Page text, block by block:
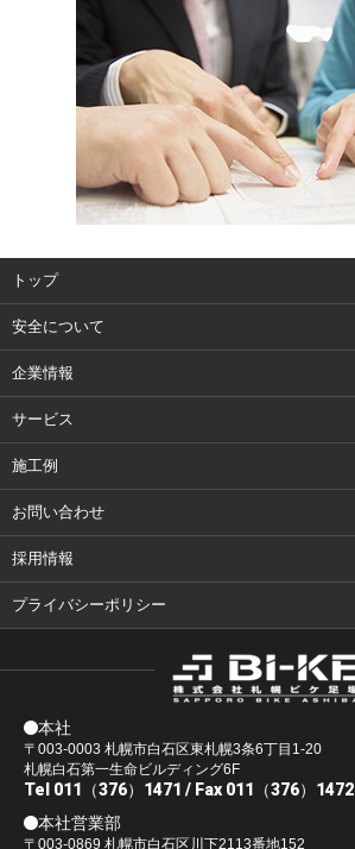
トップ
安全について
企業情報
サービス
施工例
お問い合わせ
採用情報
プライバシーポリシー
本社
〒003-0003 札幌市白石区東札幌3条6丁目1-20
札幌白石第一生命ビルディング6F
Tel 011（376）1471 / Fax 011（376）1472
本社営業部
〒003-0869 札幌市白石区川下2113番地152